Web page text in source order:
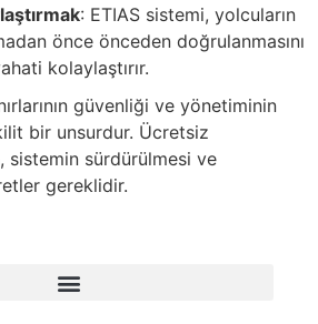
: ETIAS sistemi, yolcuların
önce önceden doğrulanmasını
kolaylaştırır.
güvenliği ve yönetiminin
bir unsurdur. Ücretsiz
sistemin sürdürülmesi ve
gereklidir.